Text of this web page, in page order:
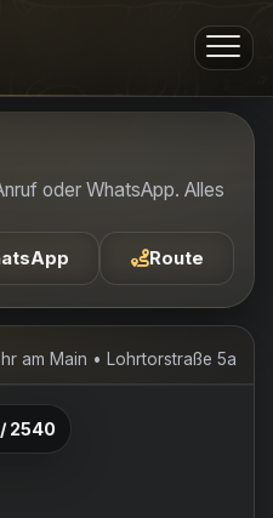
oder WhatsApp. Alles
Route
am Main • Lohrtorstraße 5a
2540